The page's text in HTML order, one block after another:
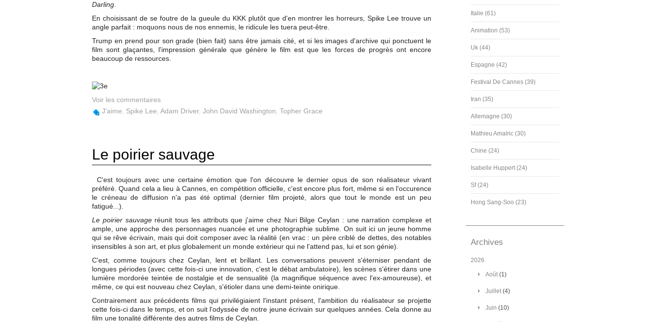
Darling
En choisissant de se foutre de la gueule du KKK plutôt que d'en montrer les horreurs, Spike Lee trouve un
angle parfait : moquons nous de nos ennemis, le ridicule les tuera peut-être.
Trump en prend pour son grade (bien fait) sans être jamais cité, et si les images d'archive qui ponctuent le
film sont glaçantes, l'impression générale que génère le film est que les forces de progrès ont encore
beaucoup de ressources.
Voir les commentaires
J'aime
Spike Lee Adam Driver, John David Washington Topher Grace
Le poirier sauvage
C'est toujours avec une certaine émotion que l'on découvre le dernier opus de son réalisateur vivant
préféré. Quand cela a lieu à Cannes, en compétition officielle, c'est encore plus fort, même si en l'occurence
le créneau de diffusion n'a pas été optimal (dernier film projeté, alors que tout le monde est un peu
fatigué...).
Le poirier sauvageréunit tous les attributs que j'aime chez Nuri Bilge Ceylan : une narration complexe et
ample, une approche des personnages nuancée et une photographie sublime. On suit ici un jeune homme
qui se rêve écrivain, mais qui doit composer avec la réalité (en vrac : un père criblé de dettes, des notables
insensibles à son art, et plus globalement un monde extérieur qui ne l'attend pas, lui et son génie).
C'est, comme toujours chez Ceylan, lent et brillant. Les conversations peuvent s'éterniser pendant de
longues périodes (avec cette fois-ci une innovation, c'est le débat ambulatoire), les scènes s'étirer dans une
lumière mordorée teintée de nostalgie et de sensualité (la magnifique séquence avec l'ex-amoureuse), et
même, ce qui est nouveau chez Ceylan, s'étioler dans une demi-teinte onirique.
Contrairement aux précédents films qui privilégiaient l'instant présent, l'ambition du réalisateur se projette
cette fois-ci dans le temps, et on suit l'odyssée de notre jeune écrivain sur quelques années. Cela donne au
film une tonalité différente des autres films de Ceylan.
Italie (61)
Animation (53)
Uk (44)
Espagne (42)
Festival De Cannes (39)
Iran (35)
Allemagne (30)
Mathieu Amalric (30)
Chine (24)
Isabelle Huppert (24)
Sf (24)
Hong Sang-Soo (23)
Archives
2026
Août(1)
Juillet(4)
Juin (10)